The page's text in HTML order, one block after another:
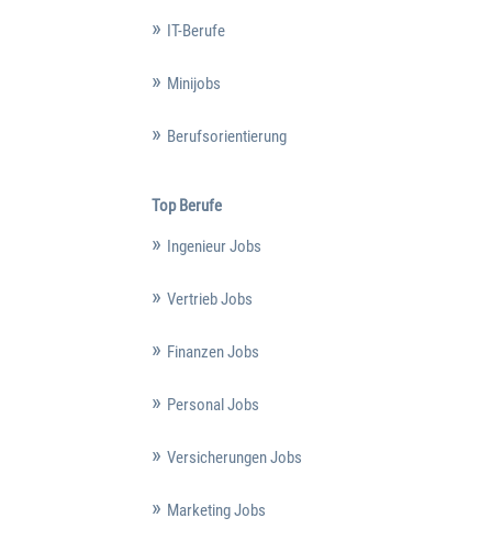
IT-Berufe
Minijobs
Berufsorientierung
Top Berufe
Ingenieur Jobs
Vertrieb Jobs
Finanzen Jobs
Personal Jobs
Versicherungen Jobs
Marketing Jobs